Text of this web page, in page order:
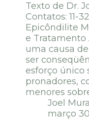
Texto de Dr.
Contatos: 11-
Epicôndilite
e
uma causa
ser
esforço único
pronadores,
menores
Joel
março